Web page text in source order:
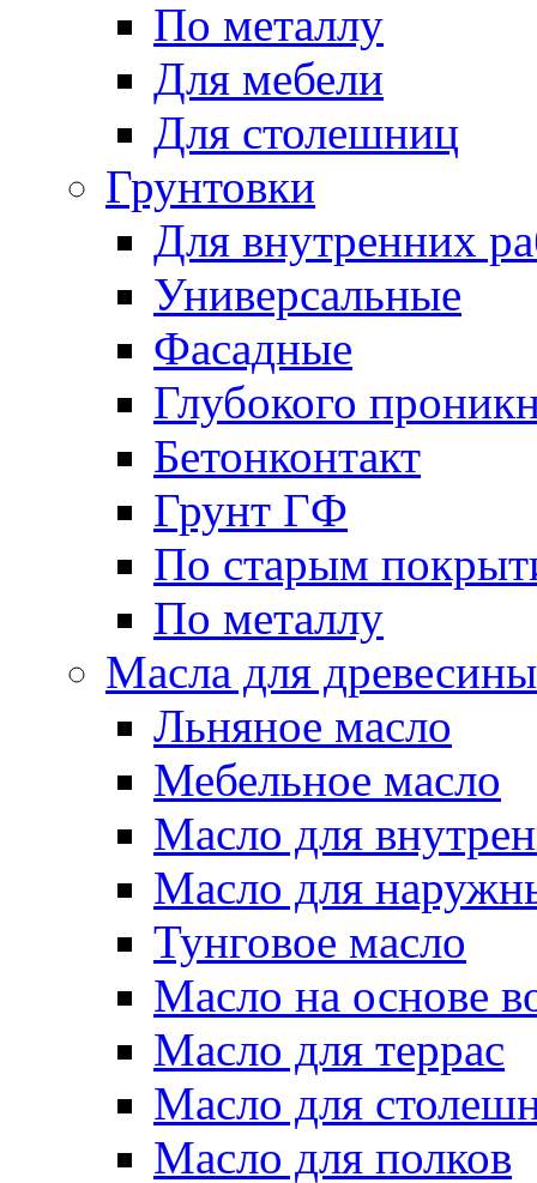
По металлу
Для мебели
Для столешниц
Грунтовки
Для внутренних
Универсальные
Фасадные
Глубокого
Бетонконтакт
Грунт ГФ
По старым
По металлу
Масла для древесины
Льняное масло
Мебельное масло
Масло для
Масло для
Тунговое масло
Масло на основе
Масло для террас
Масло для
Масло для полков